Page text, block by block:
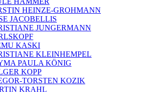
HEINZE-GROHMANN
JACOBELLIS
JUNGERMANN
KASKI
KLEINHEMPEL
PAULA KÖNIG
KOPP
TORSTEN KOZIK
KRAHL